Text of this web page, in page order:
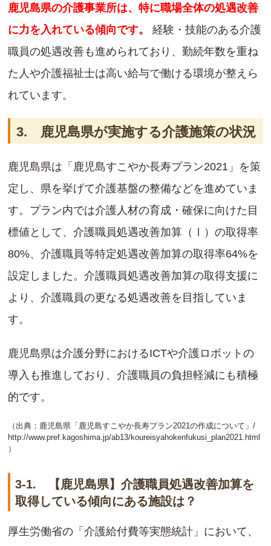
鹿児島県の介護事業所は、特に職場全体の処遇改善
に力を入れている傾向です。 経験・技能のある介護
職員の処遇改善も進められており、勤続年数を重ね
た人や介護福祉士は高い給与で働ける環境が整えら
れています。
3. 鹿児島県が実施する介護施策の状況
鹿児島県は「鹿児島すこやか長寿プラン2021」を策
定し、県を挙げて介護基盤の整備などを進めていま
す。プラン内では介護人材の育成・確保に向けた目
標値として、介護職員処遇改善加算（Ⅰ）の取得率
80%、介護職員等特定処遇改善加算の取得率64%を
設定しました。介護職員処遇改善加算の取得支援に
より、介護職員の更なる処遇改善を目指していま
す。
鹿児島県は介護分野におけるICTや介護ロボットの
導入も推進しており、介護職員の負担軽減にも積極
的です。
（出典：鹿児島県「鹿児島すこやか長寿プラン2021の作成について」/
http://www.pref.kagoshima.jp/ab13/koureisyahokenfukusi_plan2021.html
）
3-1. 【鹿児島県】介護職員処遇改善加算を
取得している傾向にある施設は？
厚生労働省の「介護給付費等実態統計」において、